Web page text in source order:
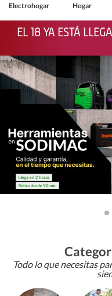
Electrohogar Hogar
EL 18 YA ESTÁ
Todo lo que necesitas